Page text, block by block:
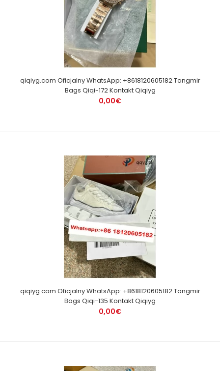
qiqiyg.com Oficjalny WhatsApp: +8618120605182 Tangmir
Bags Qiqi-172 Kontakt Qiqiyg
0,00€
qiqiyg.com Oficjalny WhatsApp: +8618120605182 Tangmir
Bags Qiqi-135 Kontakt Qiqiyg
0,00€